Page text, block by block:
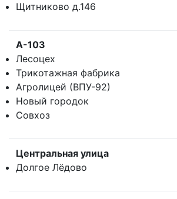
Щитниково д.146
А-103
Лесоцех
Трикотажная фабрика
Агролицей (ВПУ-92)
Новый городок
Совхоз
Центральная улица
Долгое Лёдово